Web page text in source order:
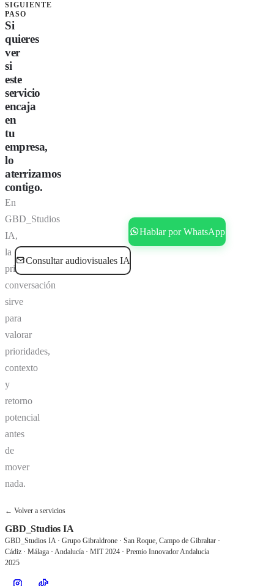
SIGUIENTE
PASO
Si
quieres
ver
si
este
servicio
encaja
en
tu
empresa,
lo
aterrizamos
contigo.
En
GBD_Studios
IA,
la
primera
conversación
sirve
para
valorar
prioridades,
contexto
y
retorno
potencial
antes
de
mover
nada.
Hablar por WhatsApp
Consultar audiovisuales IA
← Volver a servicios
GBD_Studios IA
GBD_Studios IA · Grupo Gibraldrone · San Roque, Campo de Gibraltar ·
Cádiz · Málaga · Andalucía · MIT 2024 · Premio Innovador Andalucía
2025